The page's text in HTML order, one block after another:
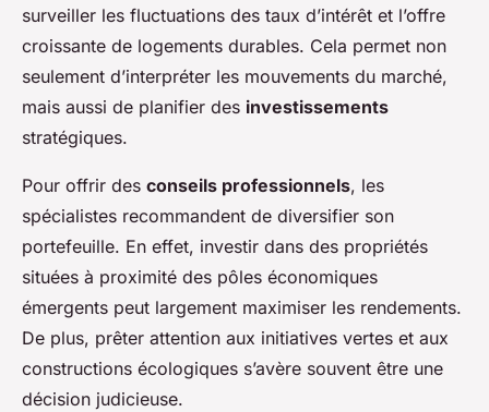
surveiller les fluctuations des taux d’intérêt et l’offre
croissante de logements durables. Cela permet non
seulement d’interpréter les mouvements du marché,
mais aussi de planifier des investissements
stratégiques.
Pour offrir des conseils professionnels, les
spécialistes recommandent de diversifier son
portefeuille. En effet, investir dans des propriétés
situées à proximité des pôles économiques
émergents peut largement maximiser les rendements.
De plus, prêter attention aux initiatives vertes et aux
constructions écologiques s’avère souvent être une
décision judicieuse.